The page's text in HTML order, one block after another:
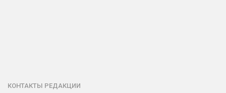
КОНТАКТЫ РЕДАКЦИИ